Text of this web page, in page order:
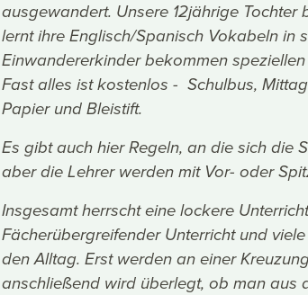
ausgewandert. Unsere 12jährige Tochter
lernt ihre Englisch/Spanisch Vokabeln in
Einwandererkinder bekommen
Fast alles ist kostenlos - Schulbus,
Papier und Bleistift.
Es gibt auch hier Regeln, an die sich die
aber die Lehrer werden mit Vor- oder
Insgesamt herrscht eine lockere
Fächerübergreifender Unterricht und
den Alltag. Erst werden an einer
anschließend wird überlegt, ob man aus